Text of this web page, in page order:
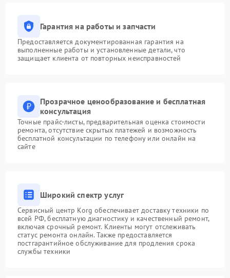
Гарантия на работы и запчасти
Предоставляется документированная гарантия на
выполненные работы и установленные детали, что
защищает клиента от повторных неисправностей
Прозрачное ценообразование и бесплатная
консультация
Точные прайс-листы, предварительная оценка стоимости
ремонта, отсутствие скрытых платежей и возможность
бесплатной консультации по телефону или онлайн на
сайте
Широкий спектр услуг
Сервисный центр Korg обеспечивает доставку техники по
всей РФ, бесплатную диагностику и качественный ремонт,
включая срочный ремонт. Клиенты могут отслеживать
статус ремонта онлайн. Также предоставляется
постгарантийное обслуживание для продления срока
службы техники